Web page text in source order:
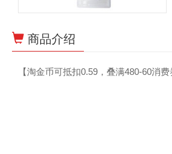
商品介绍
【淘金币可抵扣0.59，叠满480-60消